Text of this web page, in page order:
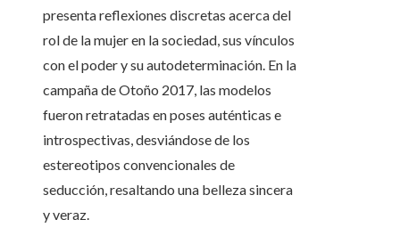
presenta reflexiones discretas acerca del
rol de la mujer en la sociedad, sus vínculos
con el poder y su autodeterminación. En la
campaña de Otoño 2017, las modelos
fueron retratadas en poses auténticas e
introspectivas, desviándose de los
estereotipos convencionales de
seducción, resaltando una belleza sincera
y veraz.